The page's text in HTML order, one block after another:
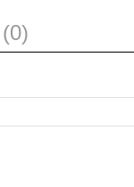
(0)